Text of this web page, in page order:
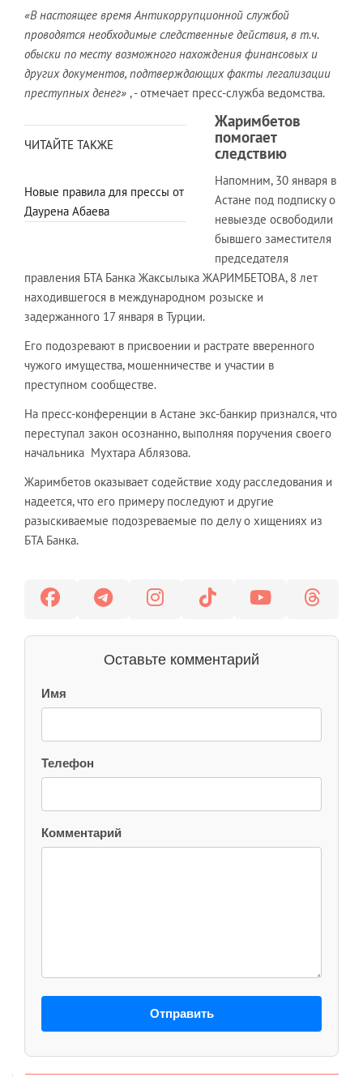
«В настоящее время Антикоррупционной службой
проводятся необходимые следственные действия, в т.ч.
обыски по месту возможного нахождения финансовых и
других документов, подтверждающих факты легализации
преступных денег» , - отмечает пресс-служба ведомства.
ЧИТАЙТЕ ТАКЖЕ
Новые правила для прессы от
Даурена Абаева
Жаримбетов
помогает
следствию
Напомним, 30 января в
Астане под подписку о
невыезде освободили
бывшего заместителя
председателя
правления БТА Банка Жаксылыка ЖАРИМБЕТОВА, 8 лет
находившегося в международном розыске и
задержанного 17 января в Турции.
Его подозревают в присвоении и растрате вверенного
чужого имущества, мошенничестве и участии в
преступном сообществе.
На пресс-конференции в Астане экс-банкир признался, что
переступал закон осознанно, выполняя поручения своего
начальника Мухтара Аблязова.
Жаримбетов оказывает содействие ходу расследования и
надеется, что его примеру последуют и другие
разыскиваемые подозреваемые по делу о хищениях из
БТА Банка.
Оставьте комментарий
Имя
Телефон
Комментарий
Отправить